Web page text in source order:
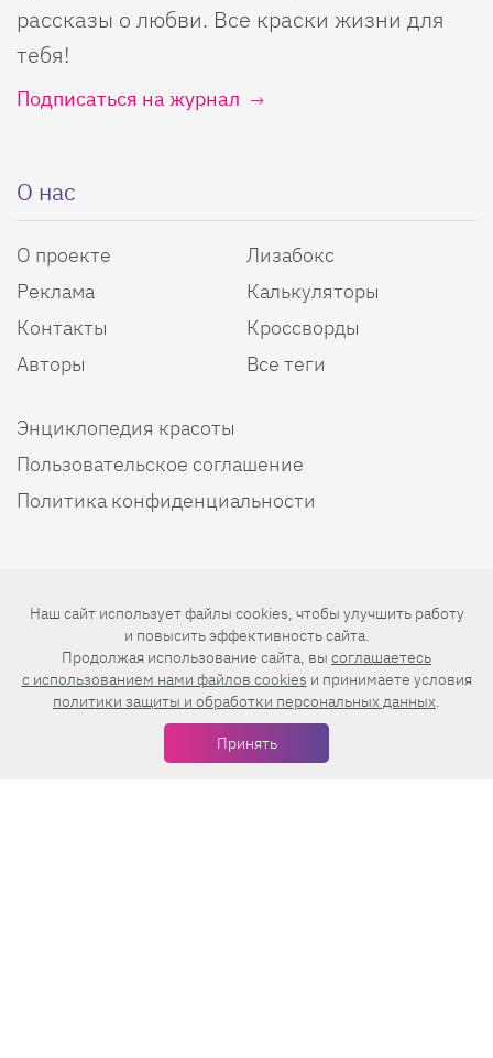
рассказы о любви. Все краски жизни для
тебя!
Подписаться на журнал
О нас
О проекте
Реклама
Контакты
Авторы
Лизабокс
Калькуляторы
Кроссворды
Все теги
Энциклопедия красоты
Пользовательское соглашение
Политика конфиденциальности
Еженедельная рассылка с лучшими статьями
Наш сайт использует файлы cookies, чтобы улучшить работу
и повысить эффективность сайта.
Продолжая использование сайта, вы соглашаетесь
c использованием нами файлов cookies и принимаете условия
политики защиты и обработки персональных данных.
Принять